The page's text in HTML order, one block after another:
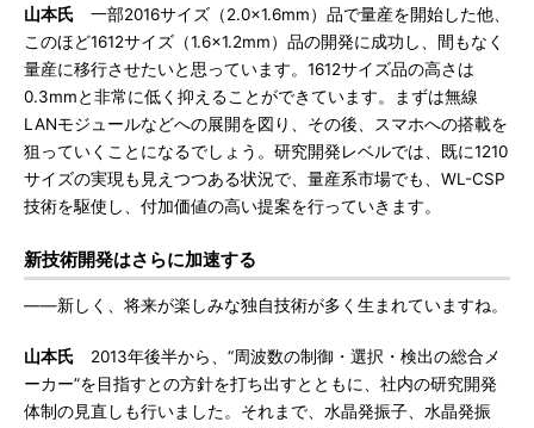
山本氏 一部2016サイズ（2.0×1.6mm）品で量産を開始した他、
このほど1612サイズ（1.6×1.2mm）品の開発に成功し、間もなく
量産に移行させたいと思っています。1612サイズ品の高さは
0.3mmと非常に低く抑えることができています。まずは無線
LANモジュールなどへの展開を図り、その後、スマホへの搭載を
狙っていくことになるでしょう。研究開発レベルでは、既に1210
サイズの実現も見えつつある状況で、量産系市場でも、WL-CSP
技術を駆使し、付加価値の高い提案を行っていきます。
新技術開発はさらに加速する
――新しく、将来が楽しみな独自技術が多く生まれていますね。
山本氏 2013年後半から、“周波数の制御・選択・検出の総合メ
ーカー”を目指すとの方針を打ち出すとともに、社内の研究開発
体制の見直しも行いました。それまで、水晶発振子、水晶発振